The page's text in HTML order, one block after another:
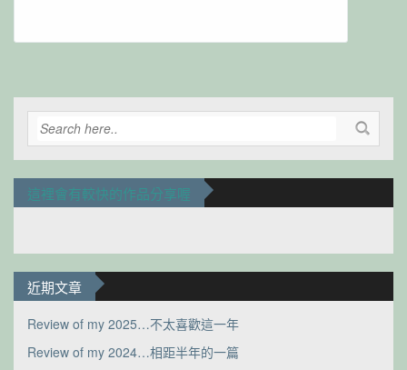
這裡會有較快的作品分享喔
近期文章
Review of my 2025…不太喜歡這一年
Review of my 2024…相距半年的一篇